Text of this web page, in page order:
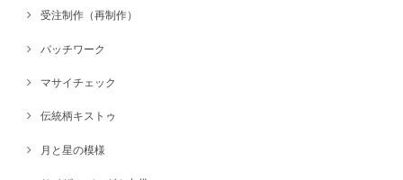
受注制作（再制作）
パッチワーク
マサイチェック
伝統柄キストゥ
月と星の模様